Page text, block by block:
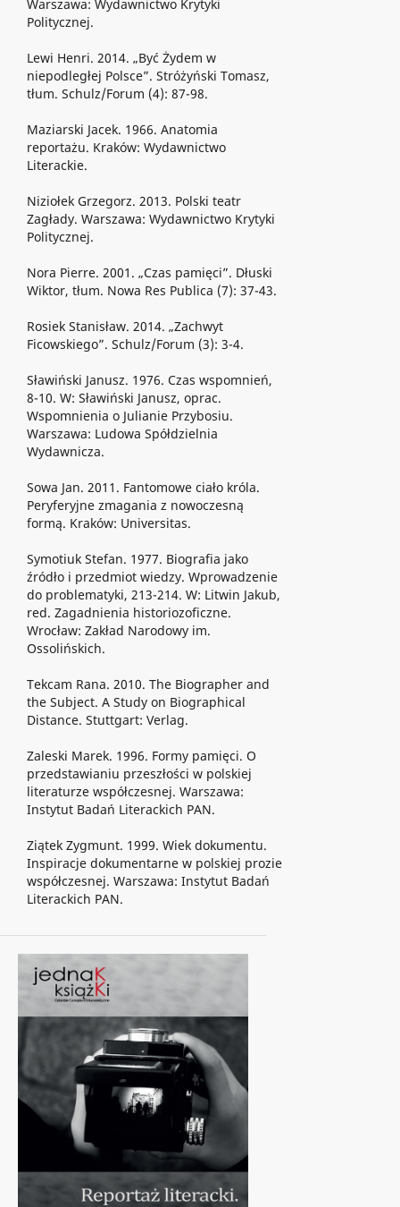
Warszawa: Wydawnictwo Krytyki
Politycznej.
Lewi Henri. 2014. „Być Żydem w
niepodległej Polsce”. Stróżyński Tomasz,
tłum. Schulz/Forum (4): 87-98.
Maziarski Jacek. 1966. Anatomia
reportażu. Kraków: Wydawnictwo
Literackie.
Niziołek Grzegorz. 2013. Polski teatr
Zagłady. Warszawa: Wydawnictwo Krytyki
Politycznej.
Nora Pierre. 2001. „Czas pamięci”. Dłuski
Wiktor, tłum. Nowa Res Publica (7): 37-43.
Rosiek Stanisław. 2014. „Zachwyt
Ficowskiego”. Schulz/Forum (3): 3-4.
Sławiński Janusz. 1976. Czas wspomnień,
8-10. W: Sławiński Janusz, oprac.
Wspomnienia o Julianie Przybosiu.
Warszawa: Ludowa Spółdzielnia
Wydawnicza.
Sowa Jan. 2011. Fantomowe ciało króla.
Peryferyjne zmagania z nowoczesną
formą. Kraków: Universitas.
Symotiuk Stefan. 1977. Biografia jako
źródło i przedmiot wiedzy. Wprowadzenie
do problematyki, 213-214. W: Litwin Jakub,
red. Zagadnienia historiozoficzne.
Wrocław: Zakład Narodowy im.
Ossolińskich.
Tekcam Rana. 2010. The Biographer and
the Subject. A Study on Biographical
Distance. Stuttgart: Verlag.
Zaleski Marek. 1996. Formy pamięci. O
przedstawianiu przeszłości w polskiej
literaturze współczesnej. Warszawa:
Instytut Badań Literackich PAN.
Ziątek Zygmunt. 1999. Wiek dokumentu.
Inspiracje dokumentarne w polskiej prozie
współczesnej. Warszawa: Instytut Badań
Literackich PAN.